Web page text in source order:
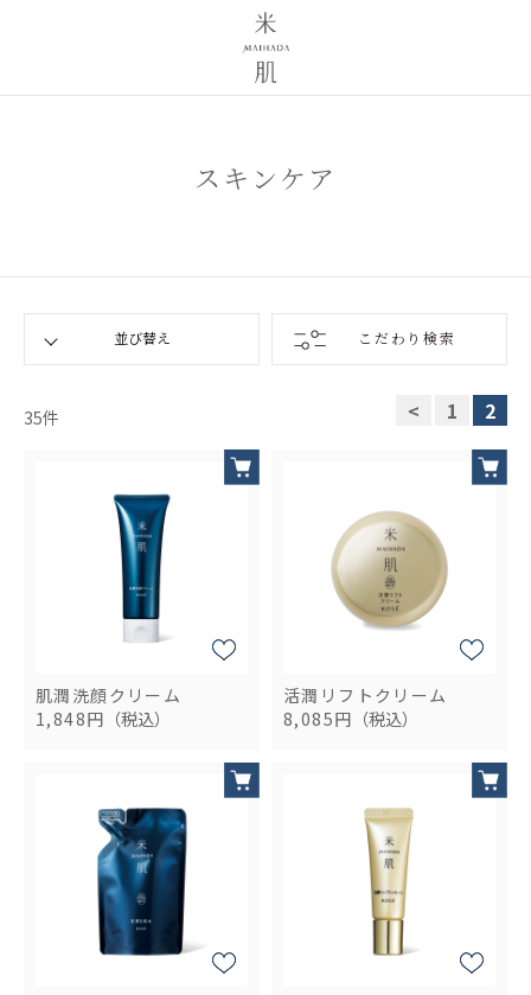
スキンケア
こだわり検索
35件 < 1 2
肌潤洗顔クリーム
1,848円 （税込）
活潤リフトクリーム
8,085円 （税込）